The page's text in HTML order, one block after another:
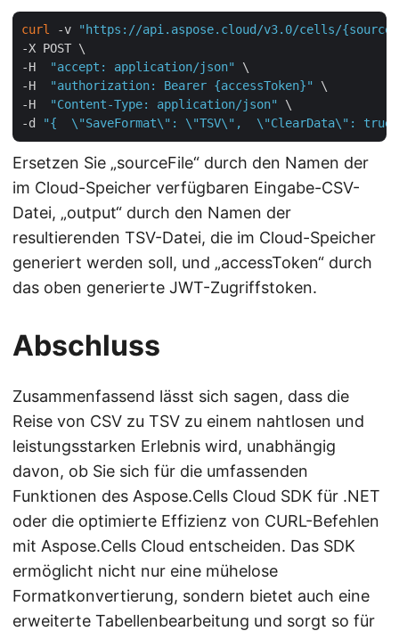
curl -v
"https://api.aspose.cloud/v3.0/cells/
-X POST \
-H
"accept: application/json"
\
-H
"authorization: Bearer {accessToken}"
\
-H
"Content-Type: application/json"
\
-d
"{  \"SaveFormat\": \"TSV\",  \"ClearData\": true,
Ersetzen Sie „sourceFile“ durch den Namen der
im Cloud-Speicher verfügbaren Eingabe-CSV-
Datei, „output“ durch den Namen der
resultierenden TSV-Datei, die im Cloud-Speicher
generiert werden soll, und „accessToken“ durch
das oben generierte JWT-Zugriffstoken.
Abschluss
Zusammenfassend lässt sich sagen, dass die
Reise von CSV zu TSV zu einem nahtlosen und
leistungsstarken Erlebnis wird, unabhängig
davon, ob Sie sich für die umfassenden
Funktionen des Aspose.Cells Cloud SDK für .NET
oder die optimierte Effizienz von CURL-Befehlen
mit Aspose.Cells Cloud entscheiden. Das SDK
ermöglicht nicht nur eine mühelose
Formatkonvertierung, sondern bietet auch eine
erweiterte Tabellenbearbeitung und sorgt so für